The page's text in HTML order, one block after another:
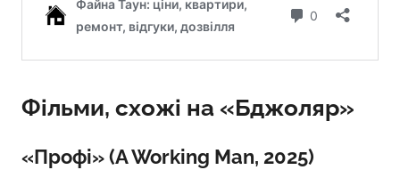
Фільми, схожі на «Бджоляр»
«Профі» (A Working Man, 2025)